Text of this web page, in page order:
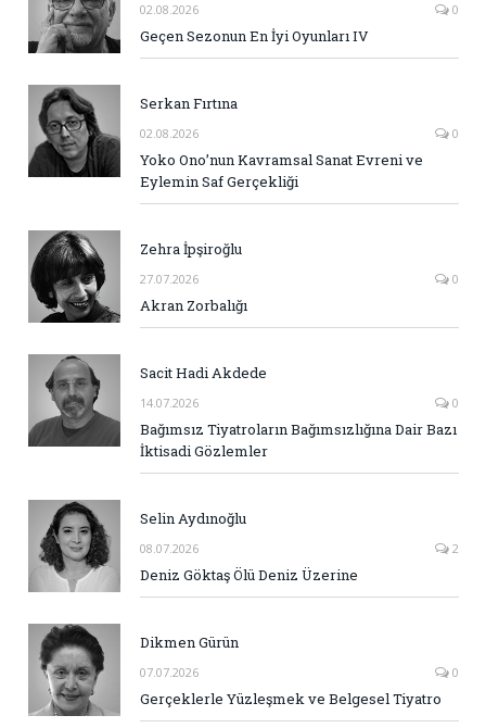
02.08.2026 0
Geçen Sezonun En İyi Oyunları IV
Serkan Fırtına
02.08.2026 0
Yoko Ono’nun Kavramsal Sanat Evreni ve
Eylemin Saf Gerçekliği
Zehra İpşiroğlu
27.07.2026 0
Akran Zorbalığı
Sacit Hadi Akdede
14.07.2026 0
Bağımsız Tiyatroların Bağımsızlığına Dair Bazı
İktisadi Gözlemler
Selin Aydınoğlu
08.07.2026 2
Deniz Göktaş Ölü Deniz Üzerine
Dikmen Gürün
07.07.2026 0
Gerçeklerle Yüzleşmek ve Belgesel Tiyatro